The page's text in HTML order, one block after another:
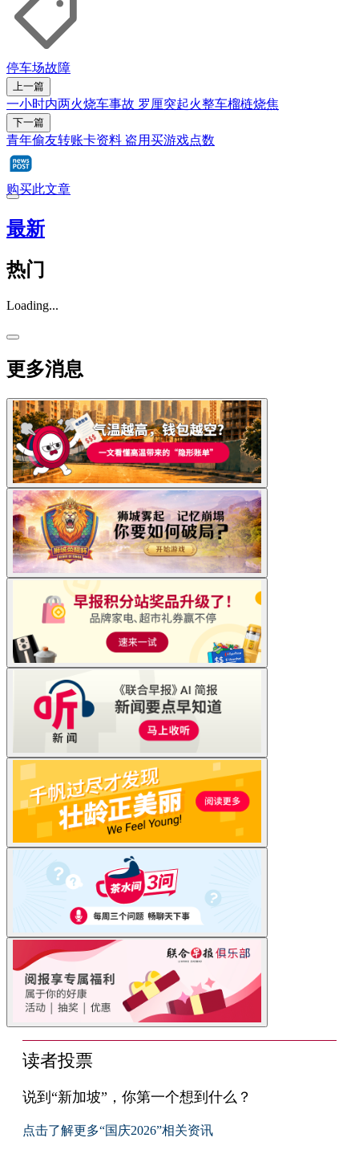
停车场故障
上一篇
一小时内两火烧车事故 罗厘突起火整车榴梿烧焦
下一篇
青年偷友转账卡资料 盗用买游戏点数
购买此文章
最新
热门
Loading...
更多消息